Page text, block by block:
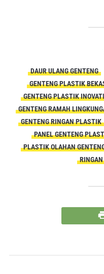
DAUR ULANG GENTENG
GENTENG PLASTIK
GENTENG PLASTIK
GENTENG RAMAH
GENTENG RINGAN PLASTIK
PANEL GENTENG
PLASTIK OLAHAN